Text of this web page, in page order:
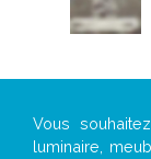
Vous
luminaire,